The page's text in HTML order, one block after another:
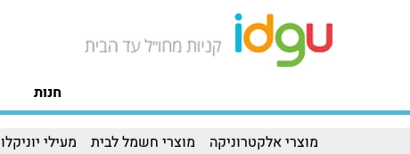
חנות
מוצרי אלקטרוניקה מוצרי חשמל לבית מעילי יוניקלו